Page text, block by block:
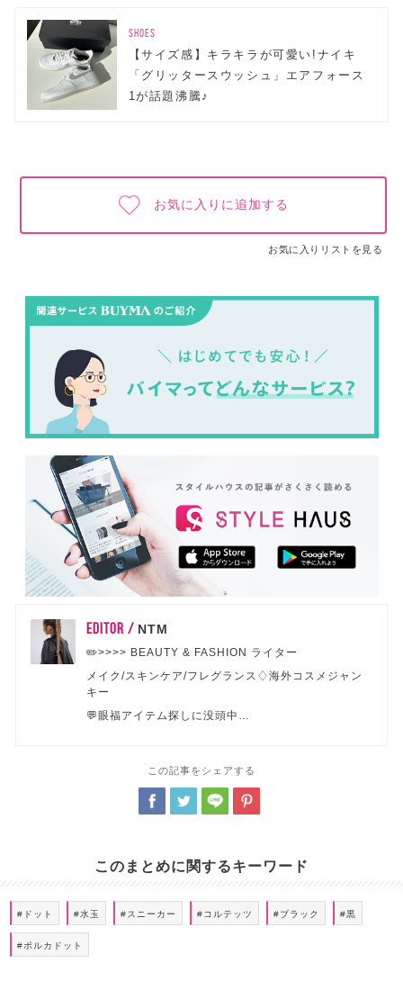
SHOES
【サイズ感】キラキラが可愛い!ナイキ
「グリッタースウッシュ」エアフォース
1が話題沸騰♪
お気に入りに追加する
お気に入りリストを見る
EDITOR / NTM
✏️>>>> BEAUTY & FASHION ライター
メイク/スキンケア/フレグランス♢海外コスメジャン
キー
💬眼福アイテム探しに没頭中…
この記事をシェアする
このまとめに関するキーワード
#ドット #水玉 #スニーカー #コルテッツ #ブラック #黒
#ポルカドット